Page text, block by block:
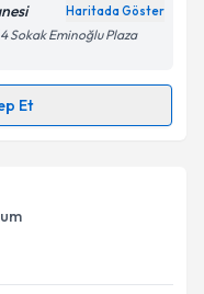
ilişkin
Aydınlatma
belirtilen
ediyorum.
Gönder
Haritada Göster
Sokak Eminoğlu Plaza
Et
takvimi talebi
almanız için bir
bilgilendireceğiz.